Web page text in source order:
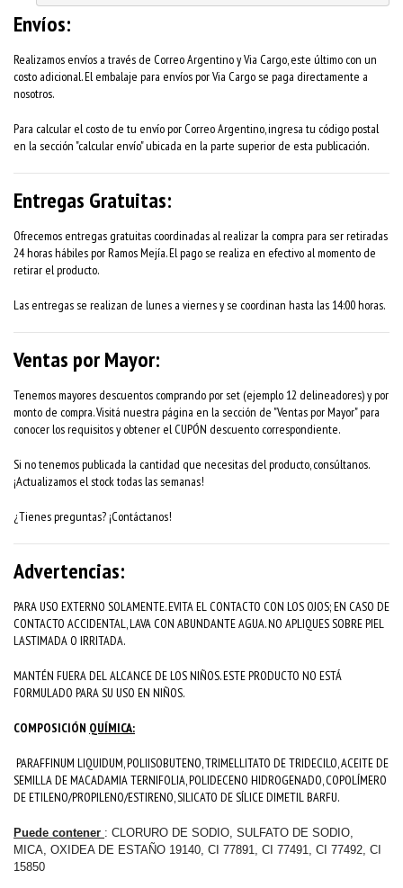
Envíos:
Realizamos envíos a través de Correo Argentino y Via Cargo, este último con un
costo adicional. El embalaje para envíos por Via Cargo se paga directamente a
nosotros.
Para calcular el costo de tu envío por Correo Argentino, ingresa tu código postal
en la sección "calcular envío" ubicada en la parte superior de esta publicación.
Entregas Gratuitas:
Ofrecemos entregas gratuitas coordinadas al realizar la compra para ser retiradas
24 horas hábiles por Ramos Mejía. El pago se realiza en efectivo al momento de
retirar el producto.
Las entregas se realizan de lunes a viernes y se coordinan hasta las 14:00 horas.
Ventas por Mayor:
Tenemos mayores descuentos comprando por set (ejemplo 12 delineadores) y por
monto de compra. Visitá nuestra página en la sección de "Ventas por Mayor" para
conocer los requisitos y obtener el CUPÓN descuento correspondiente.
Si no tenemos publicada la cantidad que necesitas del producto, consúltanos.
¡Actualizamos el stock todas las semanas!
¿Tienes preguntas? ¡Contáctanos!
Advertencias:
PARA USO EXTERNO SOLAMENTE. EVITA EL CONTACTO CON LOS OJOS; EN CASO DE
CONTACTO ACCIDENTAL, LAVA CON ABUNDANTE AGUA. NO APLIQUES SOBRE PIEL
LASTIMADA O IRRITADA.
MANTÉN FUERA DEL ALCANCE DE LOS NIÑOS. ESTE PRODUCTO NO ESTÁ
FORMULADO PARA SU USO EN NIÑOS.
COMPOSICIÓN QUÍMICA:
PARAFFINUM LIQUIDUM, POLIISOBUTENO, TRIMELLITATO DE TRIDECILO, ACEITE DE
SEMILLA DE MACADAMIA TERNIFOLIA, POLIDECENO HIDROGENADO, COPOLÍMERO
DE ETILENO/PROPILENO/ESTIRENO, SILICATO DE SÍLICE DIMETIL BARFU.
Puede contener : CLORURO DE SODIO, SULFATO DE SODIO,
MICA, OXIDEA DE ESTAÑO 19140, CI 77891, CI 77491, CI 77492, CI
15850